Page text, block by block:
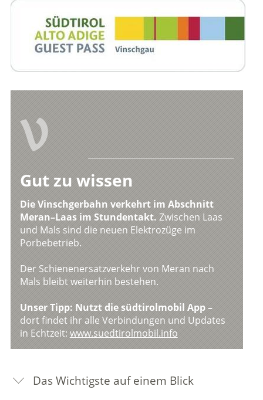
V
Gut zu wissen
Die Vinschgerbahn verkehrt im Abschnitt
Meran–Laas im Stundentakt. Zwischen Laas
und Mals sind die neuen Elektrozüge im
Porbebetrieb.
Der Schienenersatzverkehr von Meran nach
Mals bleibt weiterhin bestehen.
Unser Tipp: Nutzt die südtirolmobil App –
dort findet ihr alle Verbindungen und Updates
in Echtzeit: www.suedtirolmobil.info
Das Wichtigste auf einem Blick